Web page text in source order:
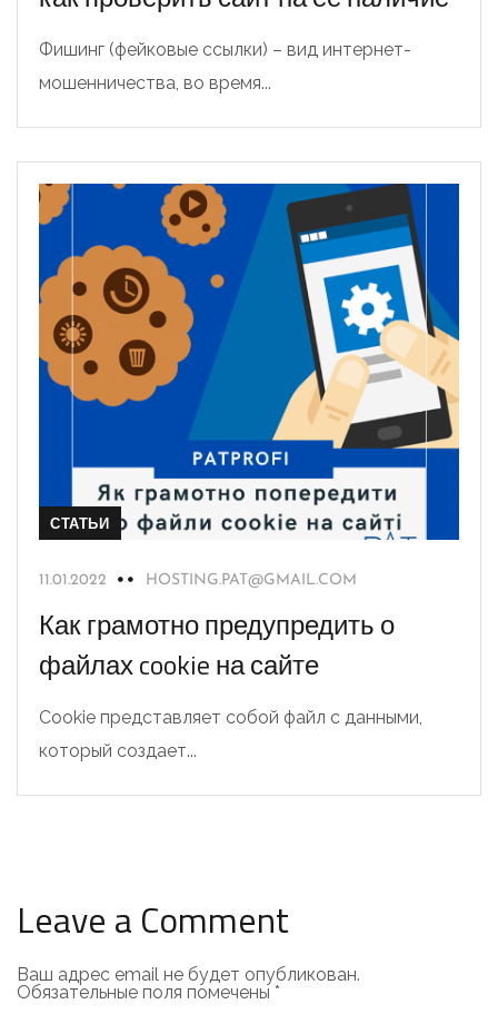
Фишинг (фейковые ссылки) – вид интернет-
мошенничества, во время...
СТАТЬИ
11.01.2022 HOSTING.PAT@GMAIL.COM
Как грамотно предупредить о
файлах cookie на сайте
Cookie представляет собой файл с данными,
который создает...
Leave a Comment
Ваш адрес email не будет опубликован.
Обязательные поля помечены *